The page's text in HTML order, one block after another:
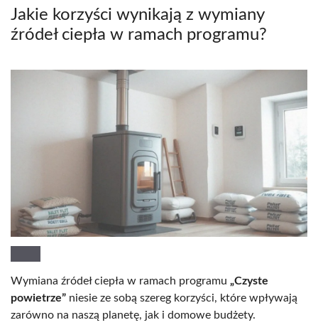
Jakie korzyści wynikają z wymiany
źródeł ciepła w ramach programu?
Wymiana źródeł ciepła w ramach programu „Czyste
powietrze” niesie ze sobą szereg korzyści, które wpływają
zarówno na naszą planetę, jak i domowe budżety.